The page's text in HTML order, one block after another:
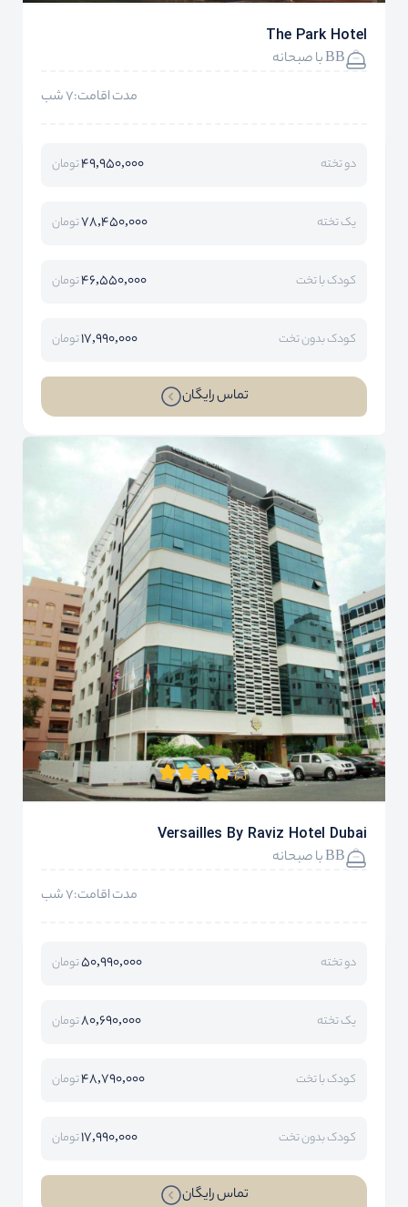
The Park Hotel
BB با صبحانه
مدت اقامت:7 شب
دو تخته 49,950,000تومان
یک تخته 78,450,000تومان
کودک با تخت 46,550,000تومان
کودک بدون تخت 17,990,000تومان
تماس رایگان
Versailles By Raviz Hotel Dubai
BB با صبحانه
مدت اقامت:7 شب
دو تخته 50,990,000تومان
یک تخته 80,690,000تومان
کودک با تخت 48,790,000تومان
کودک بدون تخت 17,990,000تومان
تماس رایگان